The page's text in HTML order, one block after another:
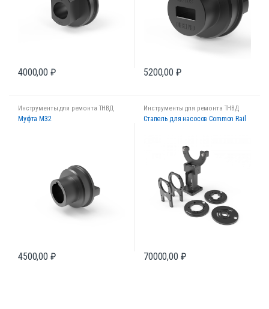
4000,00 ₽ 5200,00 ₽
Инструменты для ремонта ТНВД
Муфта M32
4500,00 ₽
Инструменты для ремонта ТНВД
Стапель для насосов Common Rail
70000,00 ₽